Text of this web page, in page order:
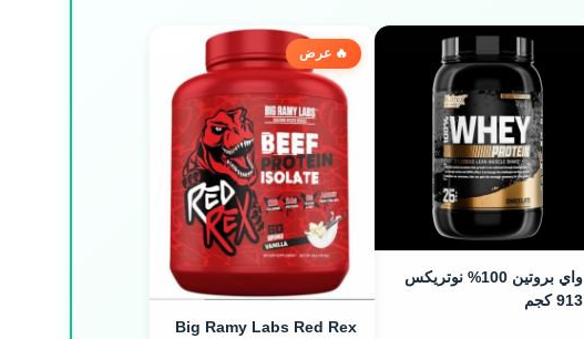
واي بروتين 100% نوتريكس
913 كجم
🔥 عرض
Big Ramy Labs Red Rex